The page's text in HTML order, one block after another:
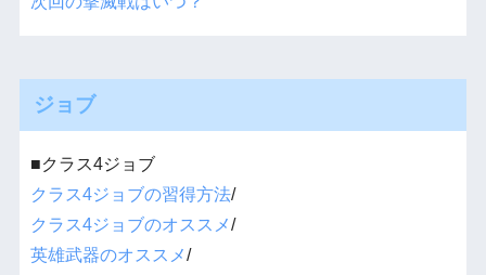
ジョブ
■クラス4ジョブ
クラス4ジョブの習得方法/
クラス4ジョブのオススメ/
英雄武器のオススメ/